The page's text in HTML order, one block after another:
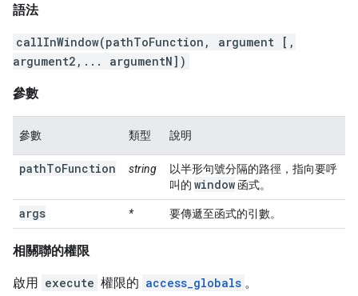
語法
callInWindow(pathToFunction, argument [,
argument2,... argumentN])
參數
參數 類型 說明
pathToFunction string
以半形句號分隔的路徑，指向要呼
叫的 window 函式。
args * 要傳遞至函式的引數。
相關聯的權限
啟用 execute 權限的 access_globals 。